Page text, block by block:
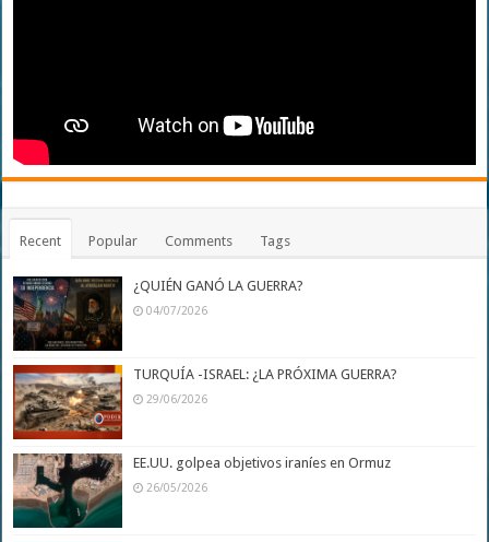
Recent Popular Comments Tags
¿QUIÉN GANÓ LA GUERRA?
04/07/2026
TURQUÍA -ISRAEL: ¿LA PRÓXIMA GUERRA?
29/06/2026
EE.UU. golpea objetivos iraníes en Ormuz
26/05/2026